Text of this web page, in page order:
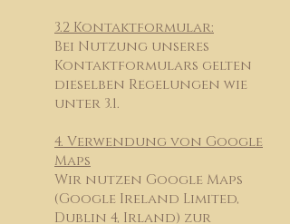
3.2 Kontaktformular:
Bei Nutzung unseres
Kontaktformulars gelten
dieselben Regelungen wie
unter 3.1.
4. Verwendung von Google
Maps
Wir nutzen Google Maps
(Google Ireland Limited,
Dublin 4, Irland) zur